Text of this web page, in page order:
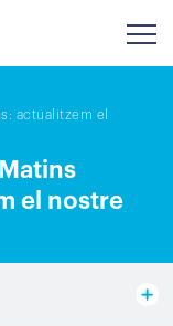
actualitzem el
el nostre